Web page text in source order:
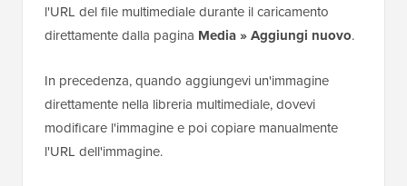
l'URL del file multimediale durante il caricamento
direttamente dalla pagina Media » Aggiungi nuovo.
In precedenza, quando aggiungevi un'immagine
direttamente nella libreria multimediale, dovevi
modificare l'immagine e poi copiare manualmente
l'URL dell'immagine.